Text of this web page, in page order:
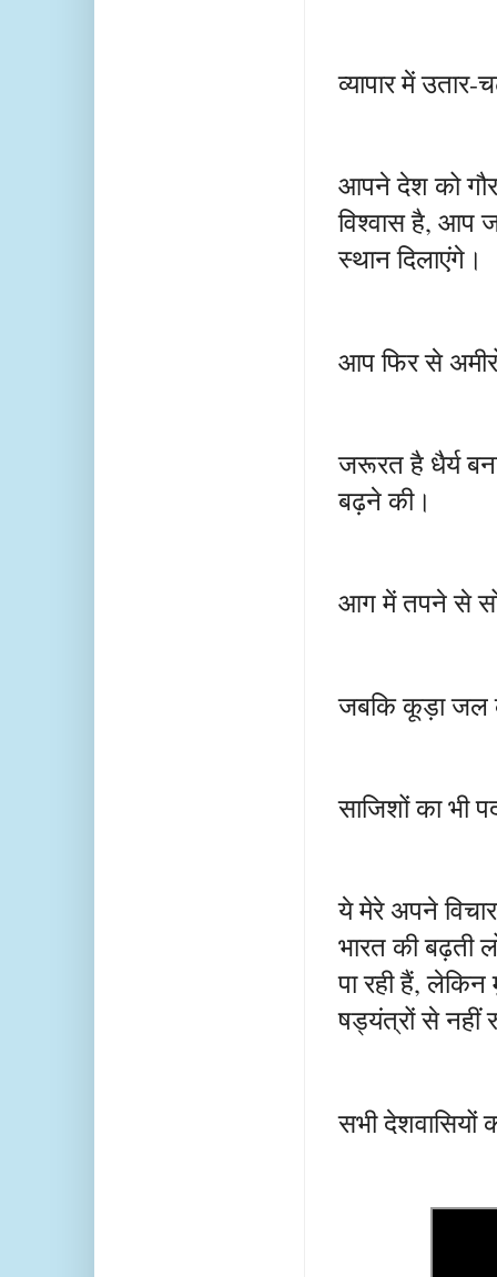
व्यापार में
आपने देश को
विश्वास है, आप
स्थान दिलाएंगे।
आप फिर से
जरूरत है धैर्य
बढ़ने की।
आग में तपने से
जबकि कूड़ा जल
साजिशों का भी
ये मेरे अपने
भारत की बढ़ती
पा रही हैं,
षड्यंत्रों से नहीं
सभी देशवासियों